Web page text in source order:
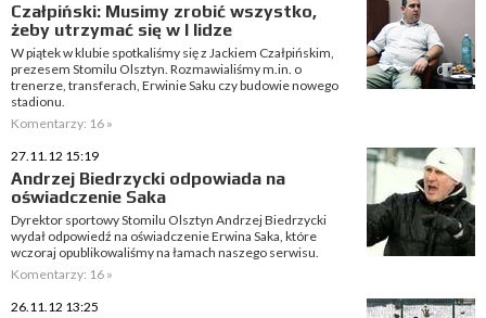
Czałpiński: Musimy zrobić wszystko,
żeby utrzymać się w I lidze
W piątek w klubie spotkaliśmy się z Jackiem Czałpińskim,
prezesem Stomilu Olsztyn. Rozmawialiśmy m.in. o
trenerze, transferach, Erwinie Saku czy budowie nowego
stadionu.
Komentarzy: 16 »
27.11.12 15:19
Andrzej Biedrzycki odpowiada na
oświadczenie Saka
Dyrektor sportowy Stomilu Olsztyn Andrzej Biedrzycki
wydał odpowiedź na oświadczenie Erwina Saka, które
wczoraj opublikowaliśmy na łamach naszego serwisu.
Komentarzy: 16 »
26.11.12 13:25